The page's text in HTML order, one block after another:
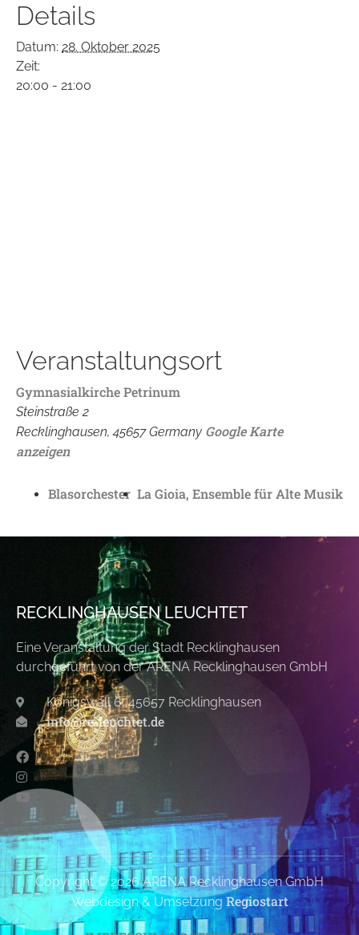
Details
Datum: 28. Oktober 2025
Zeit:
20:00 - 21:00
Veranstaltungsort
Gymnasialkirche Petrinum
Steinstraße 2
Recklinghausen, 45657 Germany Google Karte
anzeigen
Blasorchester La Gioia, Ensemble für Alte Musik
RECKLINGHAUSEN LEUCHTET
Eine Veranstaltung der Stadt Recklinghausen
durchgeführt von der ARENA Recklinghausen GmbH
Königswall 6, 45657 Recklinghausen
info@re-leuchtet.de
Copyright © 2026 ARENA Recklinghausen GmbH
Webdesign & UmsetzungRegiostart